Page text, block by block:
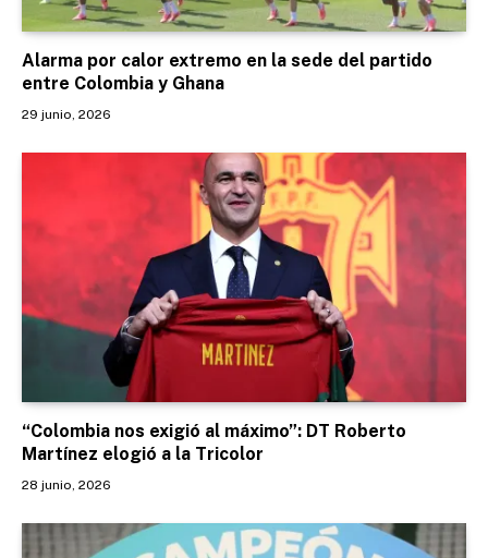
Alarma por calor extremo en la sede del partido
entre Colombia y Ghana
29 junio, 2026
“Colombia nos exigió al máximo”: DT Roberto
Martínez elogió a la Tricolor
28 junio, 2026